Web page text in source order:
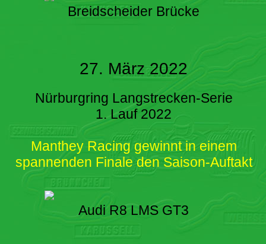
Breidscheider Brücke
27. März 2022
Nürburgring Langstrecken-Serie
1. Lauf 2022
Manthey Racing gewinnt in einem
spannenden Finale den Saison-Auftakt
Audi R8 LMS GT3